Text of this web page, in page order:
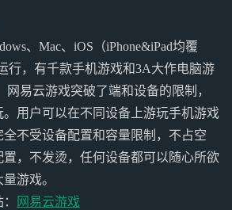
、Mac、iOS（iPhone&iPad均覆
行，有千款手机游戏和3A大作电脑游
网易云游戏突破了端和设备的限制，
用户可以在不同设备上游玩手机游戏
不受设备配置和容量限制，不占空
，不发烫，任何设备都可以随心所欲
游戏。
网易云游戏